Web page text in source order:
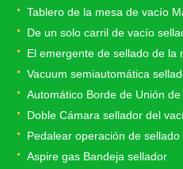
Tablero de la mesa de vacío
De un solo carril de vacío
El emergente de sellado de la
Vacuum semiautomática
Automático Borde de Unión
Doble Cámara sellador del
Pedalear operación de
Aspire gas Bandeja sellador